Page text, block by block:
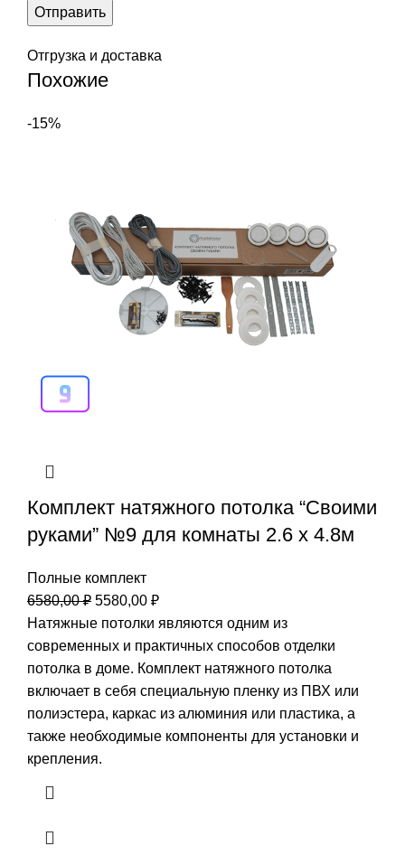
Отгрузка и доставка
Похожие
-15%
Комплект натяжного потолка “Своими
руками” №9 для комнаты 2.6 х 4.8м
Полные комплект
6580,00₽ Первоначальная
цена
составляла
6580,00 ₽.
5580,00 ₽Текущая
цена:
5580,00 ₽.
Натяжные потолки являются одним из
современных и практичных способов отделки
потолка в доме. Комплект натяжного потолка
включает в себя специальную пленку из ПВХ или
полиэстера, каркас из алюминия или пластика, а
также необходимые компоненты для установки и
крепления.